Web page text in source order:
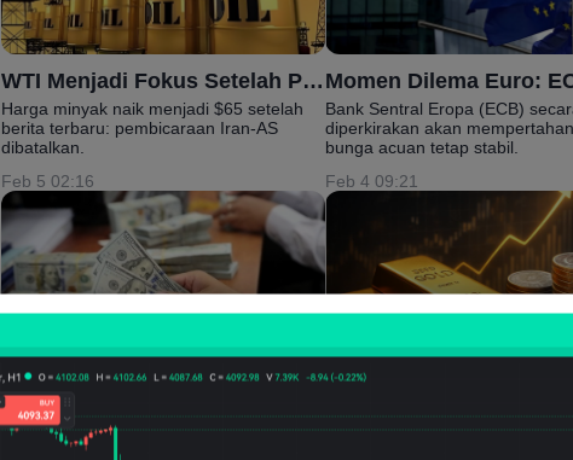
WTI Menjadi Fokus Setelah Pembicaraan AS-Iran Dibatalkan – Prospek Minyak AS
Harga minyak naik menjadi $65 setelah
berita terbaru: pembicaraan Iran-AS
dibatalkan.
Feb 5 02:16
Bank Sentral Eropa (ECB)
diperkirakan akan
bunga acuan tetap stabil.
Feb 4 09:21
Inilah yang terjadi ketika indikator teknikal
selaras dengan perubahan fundamental.
Namun, di luar perdagangan